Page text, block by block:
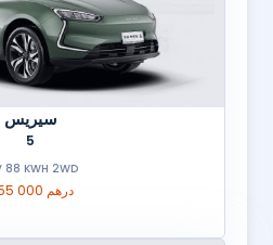
سيريس
5
BEV 88 KWH 2WD
555 000 درهم